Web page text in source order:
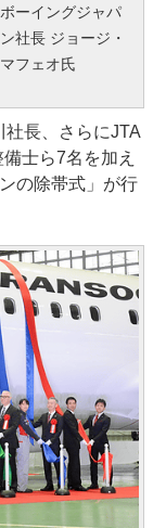
ボーイングジャパ
ン社長 ジョージ・
マフェオ氏
長、さらにJTA
士ら7名を加え
の除帯式」が行